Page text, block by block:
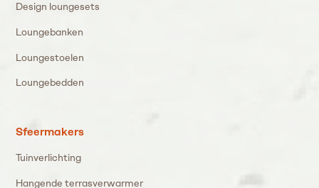
Design loungesets
Loungebanken
Loungestoelen
Loungebedden
Sfeermakers
Tuinverlichting
Hangende terrasverwarmer